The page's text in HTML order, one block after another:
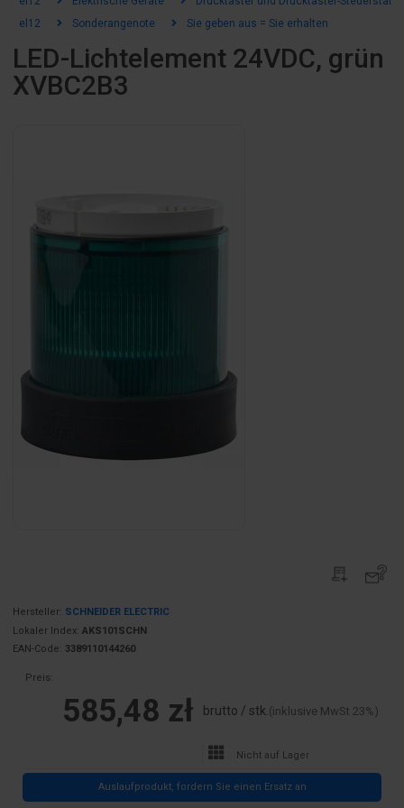
el12
Sonderangenote Sie geben aus = Sie erhalten
LED-Lichtelement 24VDC, grün
XVBC2B3
Hersteller: SCHNEIDER ELECTRIC
Lokaler Index: AKS101SCHN
EAN-Code: 3389110144260
Preis:
585,48 zł brutto / stk.(inklusive MwSt 23%)
Nicht auf Lager
Auslaufprodukt, fordern Sie einen Ersatz an